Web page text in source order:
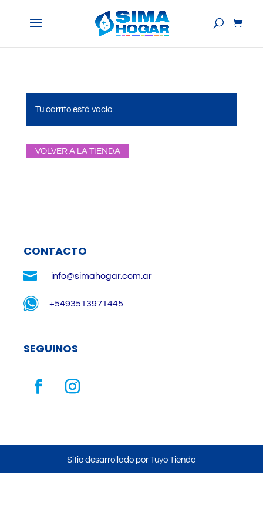
Tu carrito está vacío.
VOLVER A LA TIENDA
CONTACTO
 info@simahogar.com.ar
+5493513971445
SEGUINOS
Sitio desarrollado por Tuyo Tienda